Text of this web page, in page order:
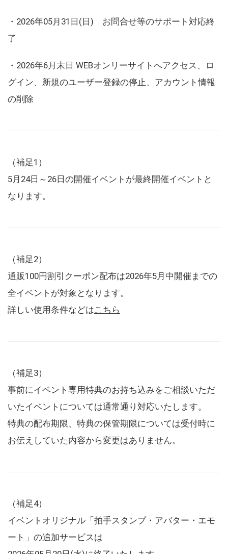
・2026年05月31日(日) お問合せ等のサポート対応終
了
・2026年6月末日 WEBオンリーサイトへアクセス、ロ
グイン、新規のユーザー登録の停止、アカウント情報
の削除
（補足1）
5月24日～26日の開催イベントが最終開催イベントと
なります。
（補足2）
通販100円割引クーポン配布は2026年5月中開催までの
全イベントが対象となります。
詳しい使用条件などはこちら
（補足3）
事前にイベント専用特典のお持ち込みをご相談いただ
いたイベントについては通常通り対応いたします。
特典の配布期限、特典の保管期限については受付時に
お伝えしていた内容から変更はありません。
（補足4）
イベントオリジナル「拍手スタンプ・アバター・エモ
ート」の追加サービスは